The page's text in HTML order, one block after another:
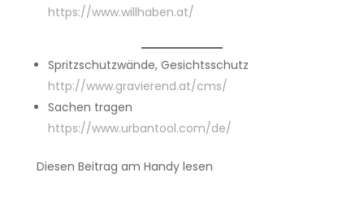
https://www.willhaben.at/
Spritzschutzwände, Gesichtsschutz
http://www.gravierend.at/cms/
Sachen tragen
https://www.urbantool.com/de/
Diesen Beitrag am Handy lesen